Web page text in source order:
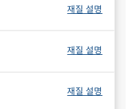
재질 설명
재질 설명
재질 설명